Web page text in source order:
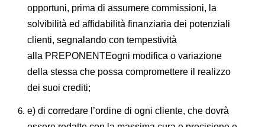
opportuni, prima di assumere commissioni, la
solvibilità ed affidabilità finanziaria dei potenziali
clienti, segnalando con tempestività
alla PREPONENTEogni modifica o variazione
della stessa che possa compromettere il realizzo
dei suoi crediti;
e) di corredare l’ordine di ogni cliente, che dovrà